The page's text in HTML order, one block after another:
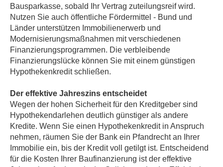
Bausparkasse, sobald Ihr Vertrag zuteilungsreif wird.
Nutzen Sie auch öffentliche Fördermittel - Bund und
Länder unterstützen Immobilienerwerb und
Modernisierungsmaßnahmen mit verschiedenen
Finanzierungsprogrammen. Die verbleibende
Finanzierungslücke können Sie mit einem günstigen
Hypothekenkredit schließen.
Der effektive Jahreszins entscheidet
Wegen der hohen Sicherheit für den Kreditgeber sind
Hypothekendarlehen deutlich günstiger als andere
Kredite. Wenn Sie einen Hypothekenkredit in Anspruch
nehmen, räumen Sie der Bank ein Pfandrecht an Ihrer
Immobilie ein, bis der Kredit voll getilgt ist. Entscheidend
für die Kosten Ihrer Baufinanzierung ist der effektive